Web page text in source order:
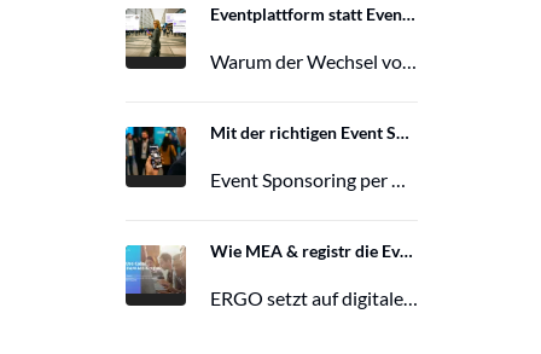
Eventplattform statt Event App: Der Wechsel von der Mobile Event App zu Polario
Warum der Wechsel von der Mobile Event App zu Polario erfolgt und wie Polario als moderne Eventplattform klassische Event Apps…
Mit der richtigen Event Sponsoring App zu mehr Reichweite, Leads und Wirkung
Event Sponsoring per App: messbar, flexibel und interaktiv. Jetzt mehr Sichtbarkeit und Wirkung für dein Event sichern.
Wie MEA & registr die Eventorganisation von 120 ERGO-Events pro Jahr optimieren
ERGO setzt auf digitale Eventorganisation mit MEA & registr. Effizient, nachhaltig und interaktiv – so gelingt moderne Eventplanung.